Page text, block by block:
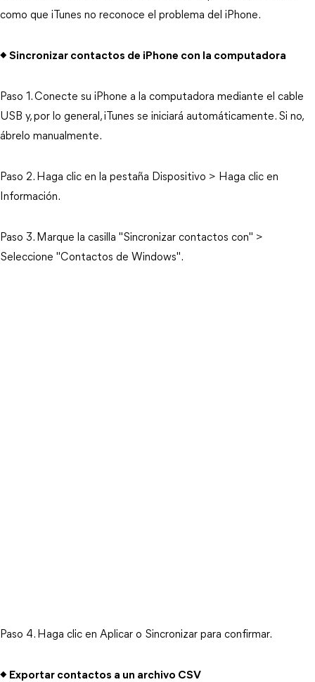
como que iTunes no reconoce el problema del iPhone.
◆ Sincronizar contactos de iPhone con la computadora
Paso 1. Conecte su iPhone a la computadora mediante el cable
USB y, por lo general, iTunes se iniciará automáticamente. Si no,
ábrelo manualmente.
Paso 2. Haga clic en la pestaña Dispositivo > Haga clic en
Información.
Paso 3. Marque la casilla "Sincronizar contactos con" >
Seleccione "Contactos de Windows".
Paso 4. Haga clic en Aplicar o Sincronizar para confirmar.
◆ Exportar contactos a un archivo CSV